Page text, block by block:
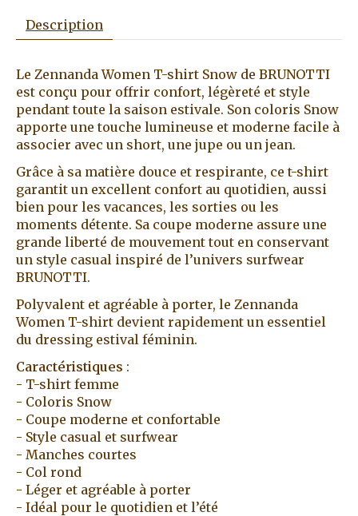
Description
Le Zennanda Women T-shirt Snow de BRUNOTTI
est conçu pour offrir confort, légèreté et style
pendant toute la saison estivale. Son coloris Snow
apporte une touche lumineuse et moderne facile à
associer avec un short, une jupe ou un jean.
Grâce à sa matière douce et respirante, ce t-shirt
garantit un excellent confort au quotidien, aussi
bien pour les vacances, les sorties ou les
moments détente. Sa coupe moderne assure une
grande liberté de mouvement tout en conservant
un style casual inspiré de l’univers surfwear
BRUNOTTI.
Polyvalent et agréable à porter, le Zennanda
Women T-shirt devient rapidement un essentiel
du dressing estival féminin.
Caractéristiques :
- T-shirt femme
- Coloris Snow
- Coupe moderne et confortable
- Style casual et surfwear
- Manches courtes
- Col rond
- Léger et agréable à porter
- Idéal pour le quotidien et l’été